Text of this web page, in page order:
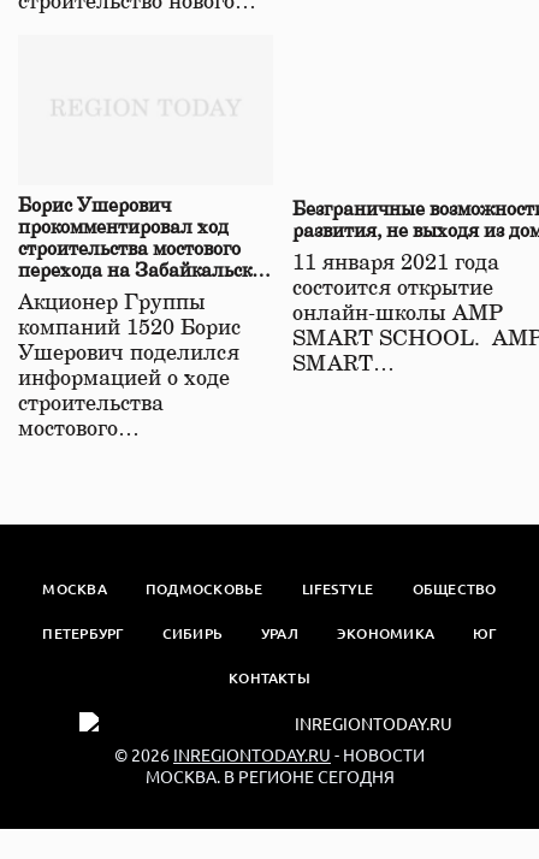
Борис Ушерович
прокомментировал ход
строительства мостового
перехода на Забайкальской
железной дороге
Акционер Группы
компаний 1520 Борис
Ушерович поделился
информацией о ходе
строительства
мостового…
Безграничные
развития, не выходя из
11 января 2021 года
состоится открытие
онлайн-школы АМР
SMART SCHOOL.
SMART…
МОСКВА ПОДМОСКОВЬЕ LIFESTYLE ОБЩЕСТВО
ПЕТЕРБУРГ СИБИРЬ УРАЛ ЭКОНОМИКА ЮГ
КОНТАКТЫ
© 2026 INREGIONTODAY.RU - НОВОСТИ
МОСКВА. В РЕГИОНЕ СЕГОДНЯ